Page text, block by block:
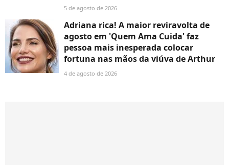
5 de agosto de 2026
Adriana rica! A maior reviravolta de
agosto em 'Quem Ama Cuida' faz
pessoa mais inesperada colocar
fortuna nas mãos da viúva de Arthur
4 de agosto de 2026